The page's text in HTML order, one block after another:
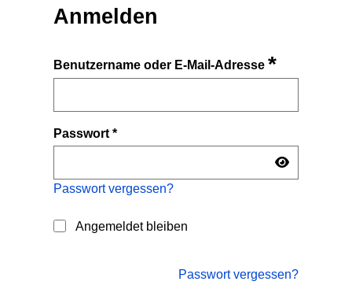
Anmelden
Benutzername oder E-Mail-Adresse*
Passwort*
Passwort vergessen?
Angemeldet bleiben
Passwort vergessen?